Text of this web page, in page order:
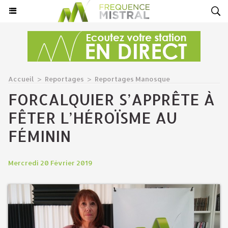
Accueil > Reportages > Reportages Manosque
FORCALQUIER S’APPRÊTE À
FÊTER L’HÉROÏSME AU
FÉMININ
Mercredi 20 Février 2019